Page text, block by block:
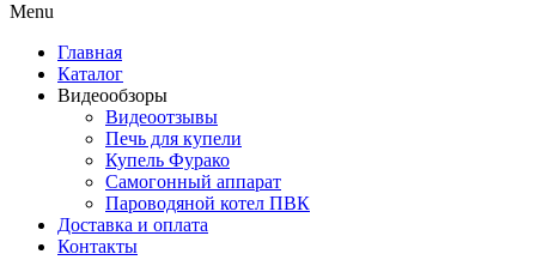
Menu
Главная
Каталог
Видеообзоры
Видеоотзывы
Печь для купели
Купель Фурако
Самогонный аппарат
Пароводяной котел ПВК
Доставка и оплата
Контакты